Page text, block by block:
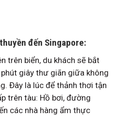
đến Singapore:
trên biển, du khách sẽ bắt
giây thư giãn giữa không
Đây là lúc để thảnh thơi tận
trên tàu: Hồ bơi, đường
các nhà hàng ẩm thực